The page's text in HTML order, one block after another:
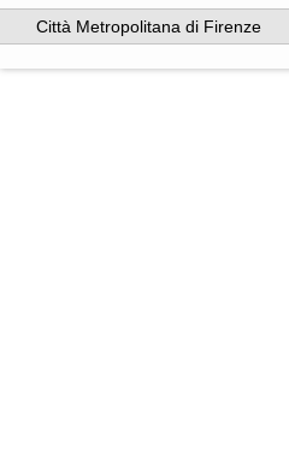
Città Metropolitana di Firenze